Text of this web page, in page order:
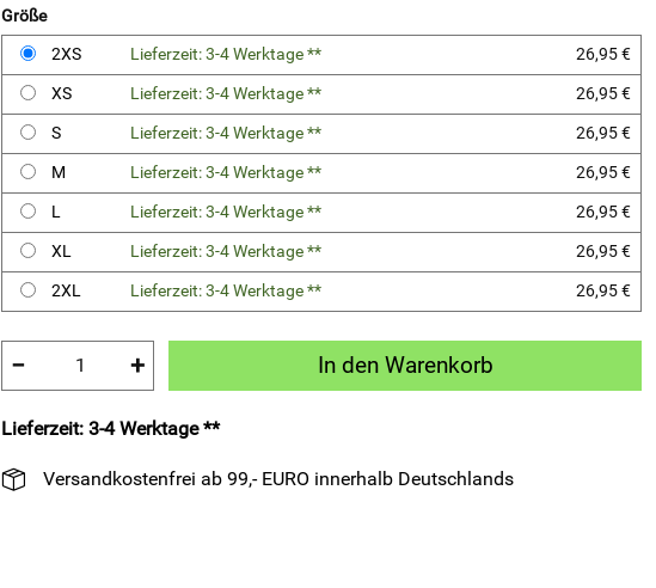
Größe
2XS
Lieferzeit: 3-4 Werktage **
26,95 €
XS
Lieferzeit: 3-4 Werktage **
26,95 €
S
Lieferzeit: 3-4 Werktage **
26,95 €
M
Lieferzeit: 3-4 Werktage **
26,95 €
L
Lieferzeit: 3-4 Werktage **
26,95 €
XL
Lieferzeit: 3-4 Werktage **
26,95 €
2XL
Lieferzeit: 3-4 Werktage ** 26,95 €
− + In den Warenkorb
Lieferzeit: 3-4 Werktage **
Versandkostenfrei ab 99,- EURO innerhalb Deutschlands